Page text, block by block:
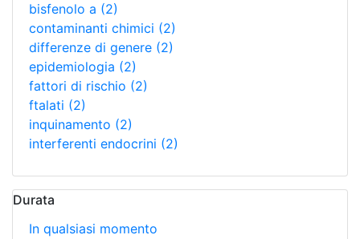
bisfenolo a (2)
contaminanti chimici (2)
differenze di genere (2)
epidemiologia (2)
fattori di rischio (2)
ftalati (2)
inquinamento (2)
interferenti endocrini (2)
Durata
In qualsiasi momento